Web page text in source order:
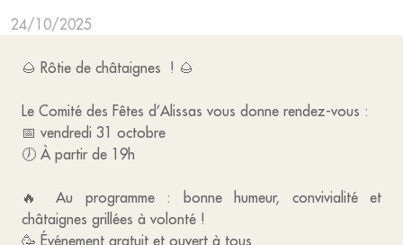
24/10/2025
🌰 Rôtie de châtaignes ! 🌰
Le Comité des Fêtes d’Alissas vous donne rendez-vous :
📅 vendredi 31 octobre
🕖 À partir de 19h
🔥 Au programme : bonne humeur, convivialité et
châtaignes grillées à volonté !
🥳 Événement gratuit et ouvert à tous.